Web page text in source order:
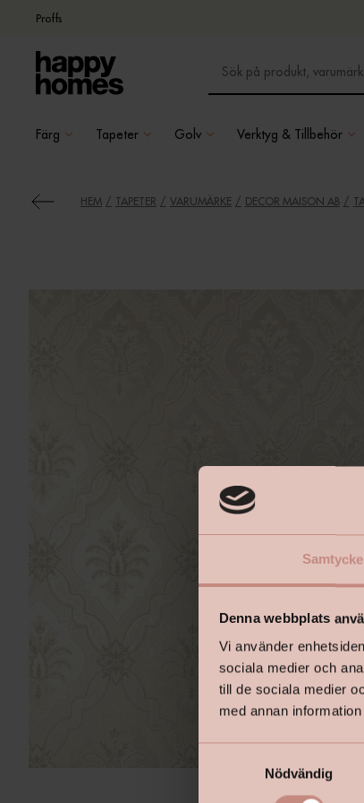
Samtycke
Denna webbplats
Vi använder
sociala medier och
till de sociala medier
med annan
Nödvändig
Proffs
Färg Tapeter Golv Verktyg & Tillbehör
HEM TAPETER VARUMÄRKE DECOR MAISON AB